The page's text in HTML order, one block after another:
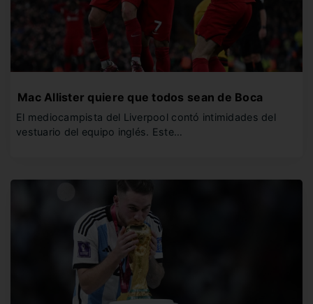
Mac Allister quiere que todos sean de Boca
El mediocampista del Liverpool contó intimidades del
vestuario del equipo inglés. Este…